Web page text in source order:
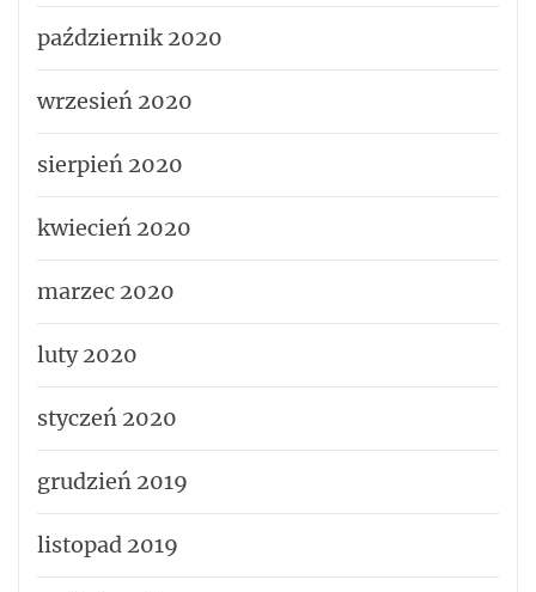
październik 2020
wrzesień 2020
sierpień 2020
kwiecień 2020
marzec 2020
luty 2020
styczeń 2020
grudzień 2019
listopad 2019